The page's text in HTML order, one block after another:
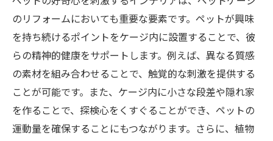
ペットと過ごす時間を大切にするためのア
イデア
のリフォームにおいても重要な要素です。ペットが興味
を持ち続けるポイントをケージ内に設置することで、彼
らの精神的健康をサポートします。例えば、異なる質感
の素材を組み合わせることで、触覚的な刺激を提供する
ことが可能です。また、ケージ内に小さな段差や隠れ家
を作ることで、探検心をくすぐることができ、ペットの
運動量を確保することにもつながります。さらに、植物